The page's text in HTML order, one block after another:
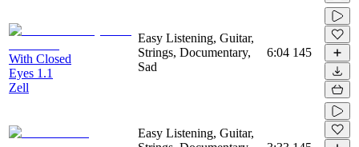
With Closed
Eyes 1.1
Zell
Easy Listening, Guitar,
Strings, Documentary,
Sad
6:04 145
Easy Listening, Guitar,